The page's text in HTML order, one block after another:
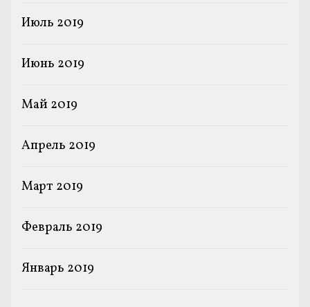
Июль 2019
Июнь 2019
Май 2019
Апрель 2019
Март 2019
Февраль 2019
Январь 2019